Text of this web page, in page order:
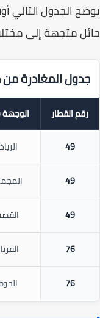
الجدول التالي
متجهة إلى
المغادرة من
رقم القطار الوجهة
الرياض
المجمعة
القصيم
القريات
الجوف